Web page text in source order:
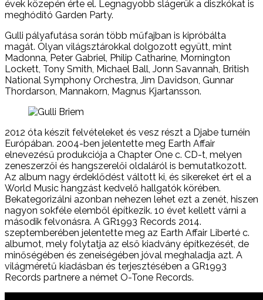
évek közepén érte el. Legnagyobb slágerük a diszkókat is
meghódító Garden Party.
Gulli pályafutása során több műfajban is kipróbálta
magát. Olyan világsztárokkal dolgozott együtt, mint
Madonna, Peter Gabriel, Philip Catharine, Mornington
Lockett, Tony Smith, Michael Ball, Jonn Savannah, British
National Symphony Orchestra, Jim Davidson, Gunnar
Thordarson, Mannakorn, Magnus Kjartansson.
2012 óta készít felvételeket és vesz részt a Djabe turnéin
Európában. 2004-ben jelentette meg Earth Affair
elnevezésű produkciója a Chapter One c. CD-t, melyen
zeneszerzői és hangszerelői oldaláról is bemutatkozott.
Az album nagy érdeklődést váltott ki, és sikereket ért el a
World Music hangzást kedvelő hallgatók körében.
Bekategorizálni azonban nehezen lehet ezt a zenét, hiszen
nagyon sokféle elemből építkezik. 10 évet kellett várni a
második felvonásra. A GR1993 Records 2014.
szeptemberében jelentette meg az Earth Affair Liberté c.
albumot, mely folytatja az első kiadvány építkezését, de
minőségében és zeneiségében jóval meghaladja azt. A
világméretű kiadásban és terjesztésében a GR1993
Records partnere a német O-Tone Records.